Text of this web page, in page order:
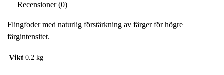
Recensioner (0)
Flingfoder med naturlig förstärkning av färger för högre
färgintensitet.
Vikt 0.2 kg